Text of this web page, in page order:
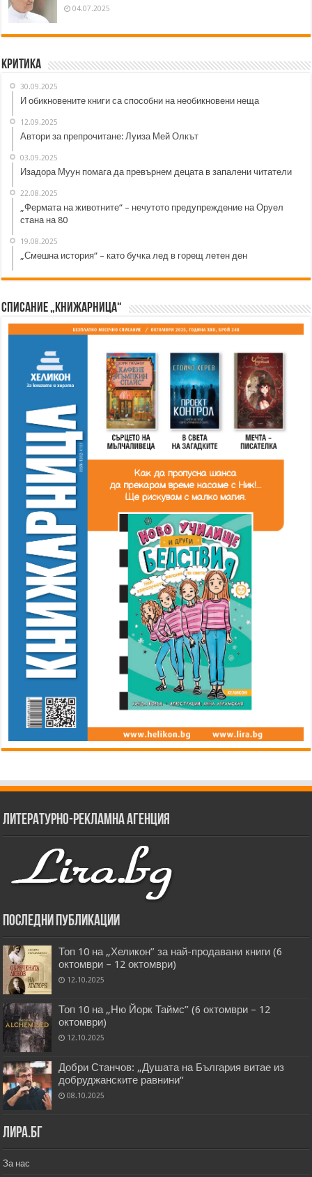
04.07.2025
Критика
30.09.2025
И обикновените книги са способни на необикновени неща
12.09.2025
Автори за препрочитане: Луиза Мей Олкът
03.09.2025
Изадора Муун помага да превърнем децата в запалени читатели
22.08.2025
„Фермата на животните“ – нечутото предупреждение на Оруел
стана на 80
19.08.2025
„Смешна история“ – като бучка лед в горещ летен ден
Списание „Книжарница“
Литературно-рекламна агенция
Последни публикации
Топ 10 на „Хеликон” за най-продавани книги (6
октомври – 12 октомври)
12.10.2025
Топ 10 на „Ню Йорк Таймс” (6 октомври – 12
октомври)
12.10.2025
Добри Станчов: „Душата на България витае из
добруджанските равнини“
08.10.2025
Лира.бг
За нас